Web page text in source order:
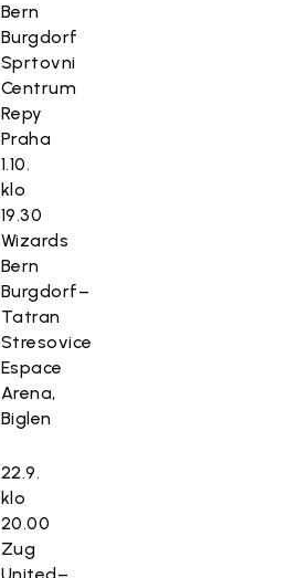
Bern
Burgdorf
Sprtovni
Centrum
Repy
Praha
1.10.
klo
19.30
Wizards
Bern
Burgdorf–
Tatran
Stresovice
Espace
Arena,
Biglen
22.9.
klo
20.00
Zug